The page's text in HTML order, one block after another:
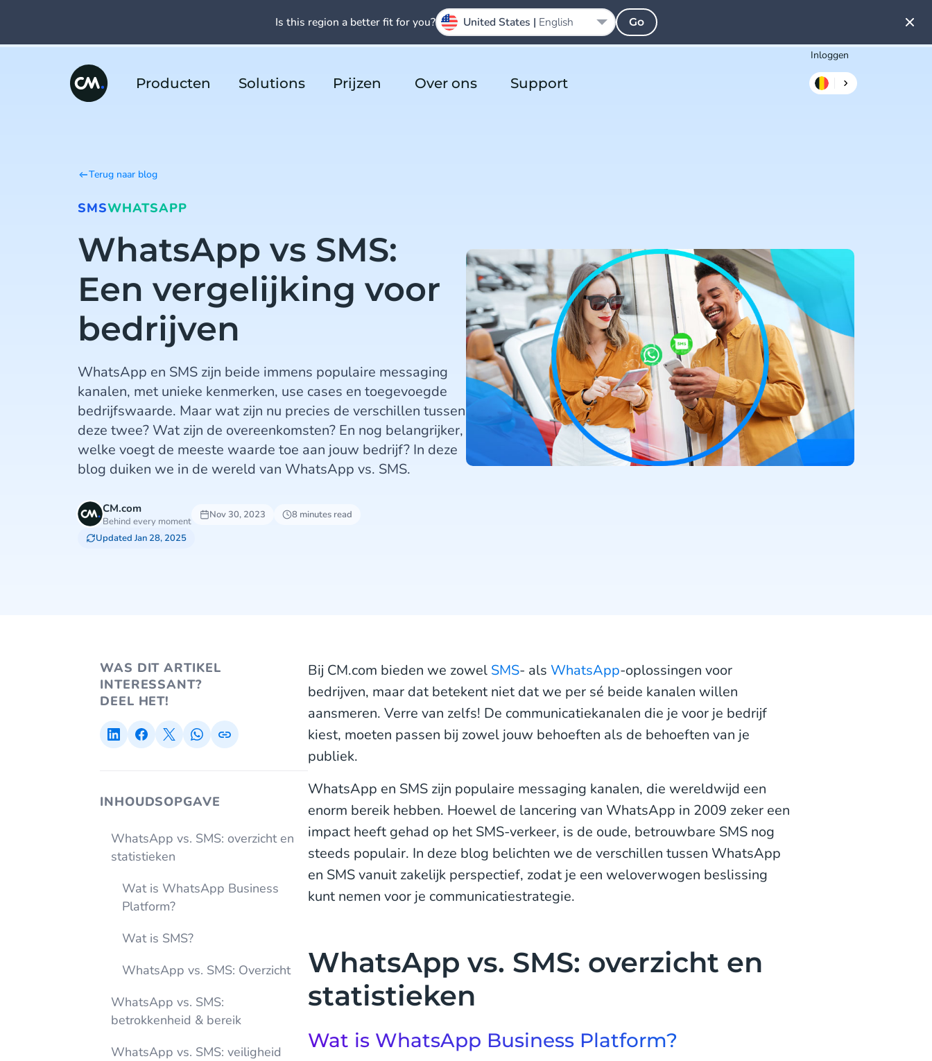
Inloggen
Producten Solutions Prijzen Over ons Support
Terug naar blog
SMSWHATSAPP
WhatsApp vs SMS:
Een vergelijking voor
bedrijven
WhatsApp en SMS zijn beide immens populaire messaging
kanalen, met unieke kenmerken, use cases en toegevoegde
bedrijfswaarde. Maar wat zijn nu precies de verschillen tussen
deze twee? Wat zijn de overeenkomsten? En nog belangrijker,
welke voegt de meeste waarde toe aan jouw bedrijf? In deze
blog duiken we in de wereld van WhatsApp vs. SMS.
CM.com
Behind every moment
Nov 30, 2023
8 minutes read
Updated Jan 28, 2025
WAS DIT ARTIKEL
INTERESSANT?
DEEL HET!
INHOUDSOPGAVE
WhatsApp vs. SMS: overzicht en
statistieken
Wat is WhatsApp Business
Platform?
Wat is SMS?
WhatsApp vs. SMS: Overzicht
WhatsApp vs. SMS:
betrokkenheid & bereik
WhatsApp vs. SMS: veiligheid
Bij CM.com bieden we zowel SMS- als WhatsApp-oplossingen voor
bedrijven, maar dat betekent niet dat we per sé beide kanalen willen
aansmeren. Verre van zelfs! De communicatiekanalen die je voor je bedrijf
kiest, moeten passen bij zowel jouw behoeften als de behoeften van je
publiek.
WhatsApp en SMS zijn populaire messaging kanalen, die wereldwijd een
enorm bereik hebben. Hoewel de lancering van WhatsApp in 2009 zeker een
impact heeft gehad op het SMS-verkeer, is de oude, betrouwbare SMS nog
steeds populair. In deze blog belichten we de verschillen tussen WhatsApp
en SMS vanuit zakelijk perspectief, zodat je een weloverwogen beslissing
kunt nemen voor je communicatiestrategie.
WhatsApp vs. SMS: overzicht en
statistieken
Wat is WhatsApp Business Platform?
Is this region a better fit for you? United States | English Go